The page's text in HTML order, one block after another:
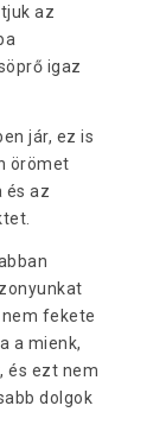
az
igaz
jár, ez is
örömet
és az
fekete
a mienk,
és ezt nem
dolgok